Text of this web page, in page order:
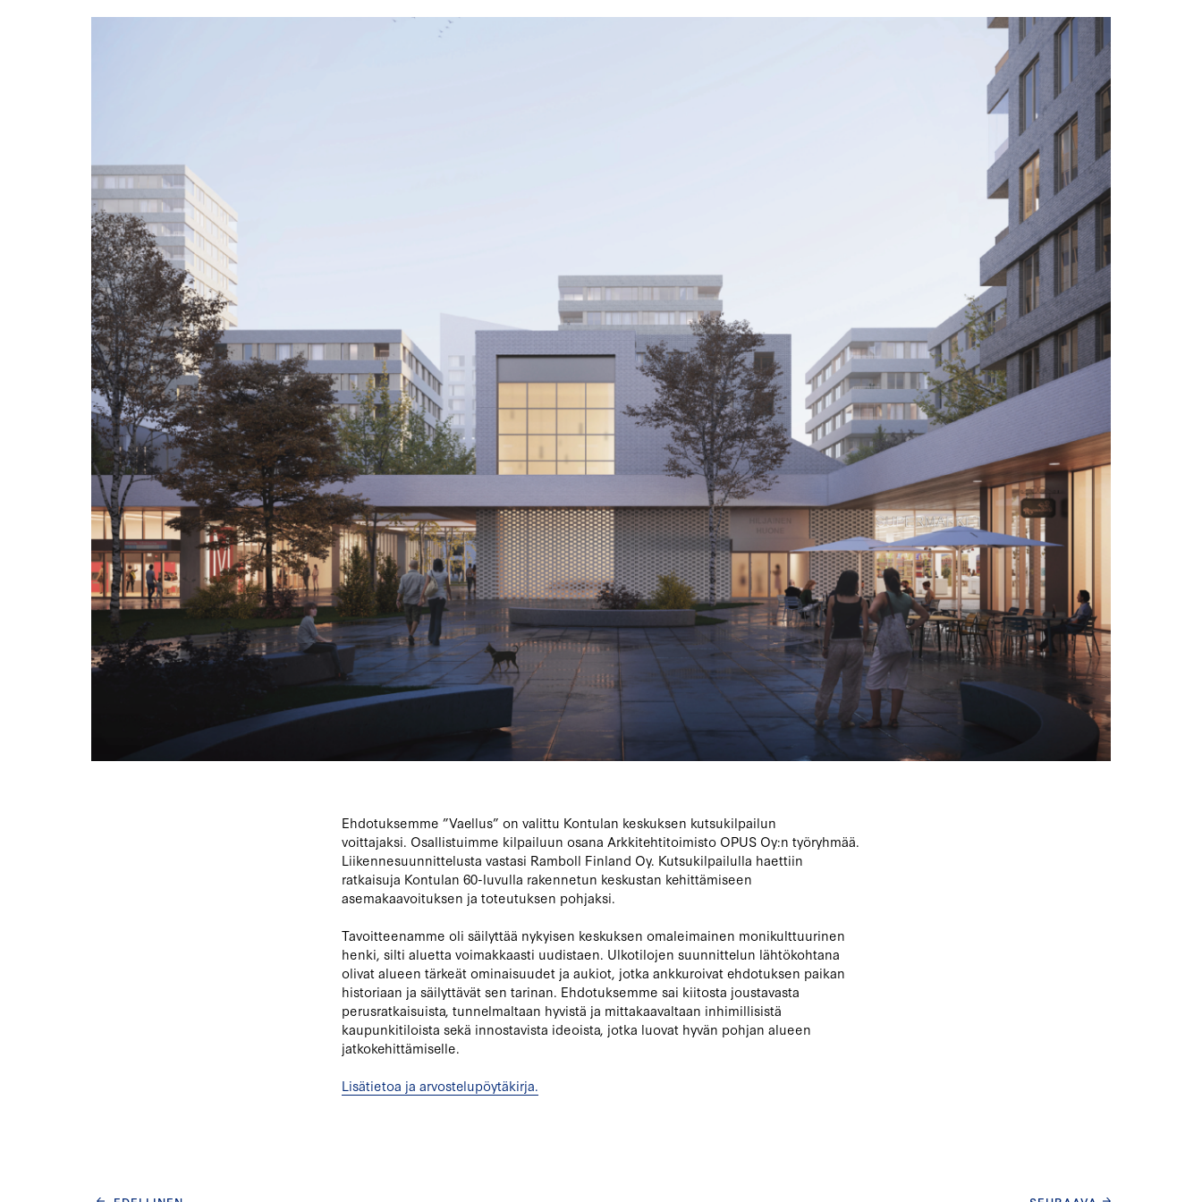
Ehdotuksemme ”Vaellus” on valittu Kontulan keskuksen kutsukilpailun
voittajaksi. Osallistuimme kilpailuun osana Arkkitehtitoimisto OPUS Oy:n työryhmää.
Liikennesuunnittelusta vastasi Ramboll Finland Oy. Kutsukilpailulla haettiin
ratkaisuja Kontulan 60-luvulla rakennetun keskustan kehittämiseen
asemakaavoituksen ja toteutuksen pohjaksi.
Tavoitteenamme oli säilyttää nykyisen keskuksen omaleimainen monikulttuurinen
henki, silti aluetta voimakkaasti uudistaen. Ulkotilojen suunnittelun lähtökohtana
olivat alueen tärkeät ominaisuudet ja aukiot, jotka ankkuroivat ehdotuksen paikan
historiaan ja säilyttävät sen tarinan. Ehdotuksemme sai kiitosta joustavasta
perusratkaisuista, tunnelmaltaan hyvistä ja mittakaavaltaan inhimillisistä
kaupunkitiloista sekä innostavista ideoista, jotka luovat hyvän pohjan alueen
jatkokehittämiselle.
Lisätietoa ja arvostelupöytäkirja.